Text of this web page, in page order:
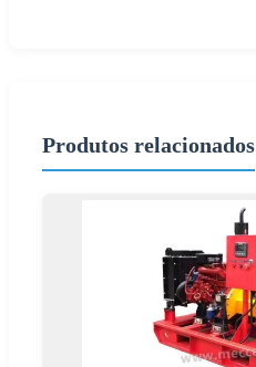
Produtos relacionados